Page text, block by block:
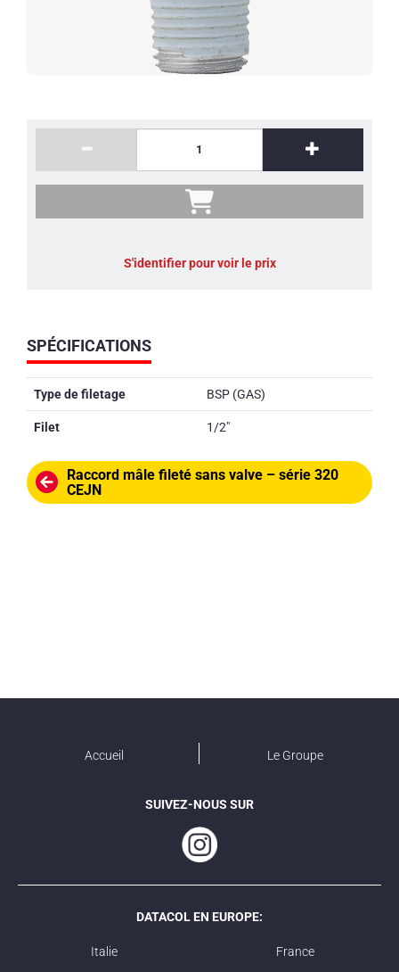
SPÉCIFICATIONS
Type de filetage BSP (GAS)
Filet 1/2"
Raccord mâle fileté sans valve – série 320
CEJN
S'identifier pour voir le prix
Accueil Le Groupe
SUIVEZ-NOUS SUR
DATACOL EN EUROPE:
Italie France